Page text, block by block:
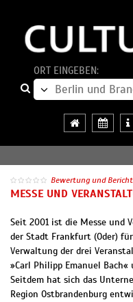
ORT EINGEBEN:
Bewertung und Bericht
MESSE UND
Seit 2001 ist die Messe und
der Stadt Frankfurt (Oder)
Verwaltung der drei
»Carl Philipp Emanuel
Seitdem hat sich das
Region Ostbrandenburg